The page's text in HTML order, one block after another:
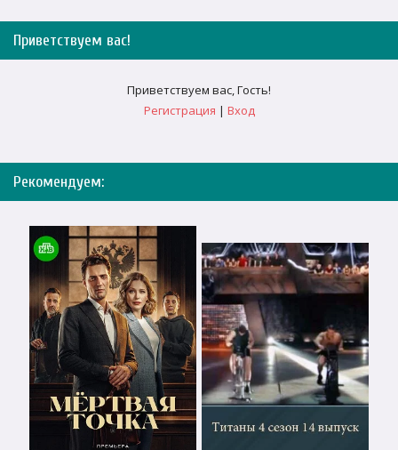
Приветствуем вас!
Приветствуем вас,Гость!
Регистрация | Вход
Рекомендуем: